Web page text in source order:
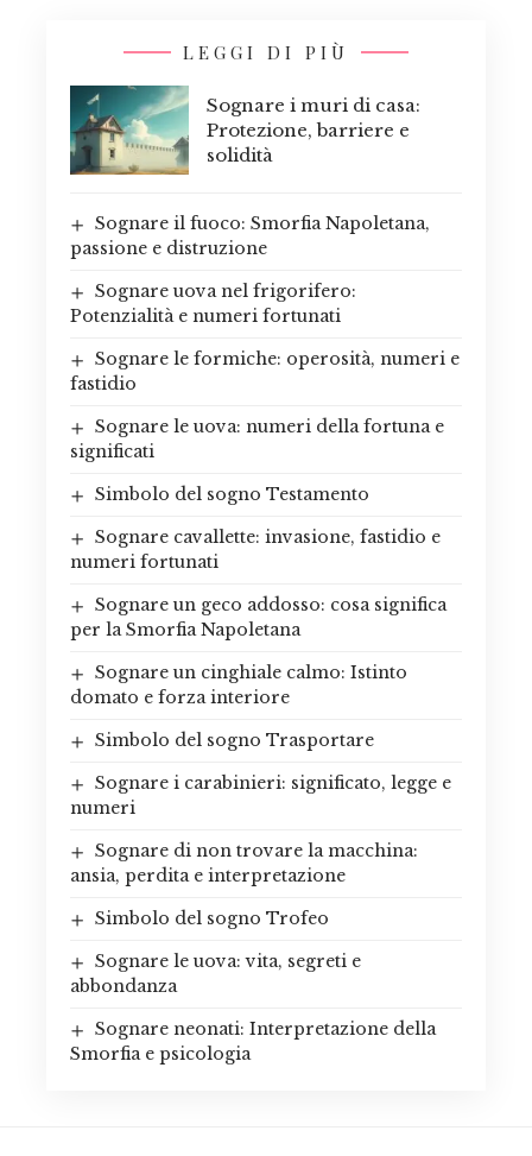
LEGGI DI PIÙ
Sognare i muri di casa:
Protezione, barriere e
solidità
Sognare il fuoco: Smorfia Napoletana,
passione e distruzione
Sognare uova nel frigorifero:
Potenzialità e numeri fortunati
Sognare le formiche: operosità, numeri e
fastidio
Sognare le uova: numeri della fortuna e
significati
Simbolo del sogno Testamento
Sognare cavallette: invasione, fastidio e
numeri fortunati
Sognare un geco addosso: cosa significa
per la Smorfia Napoletana
Sognare un cinghiale calmo: Istinto
domato e forza interiore
Simbolo del sogno Trasportare
Sognare i carabinieri: significato, legge e
numeri
Sognare di non trovare la macchina:
ansia, perdita e interpretazione
Simbolo del sogno Trofeo
Sognare le uova: vita, segreti e
abbondanza
Sognare neonati: Interpretazione della
Smorfia e psicologia